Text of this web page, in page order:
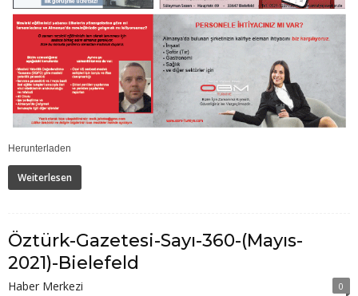
Herunterladen
Weiterlesen
Öztürk-Gazetesi-Sayı-360-(Mayıs-
2021)-Bielefeld
Haber Merkezi 0